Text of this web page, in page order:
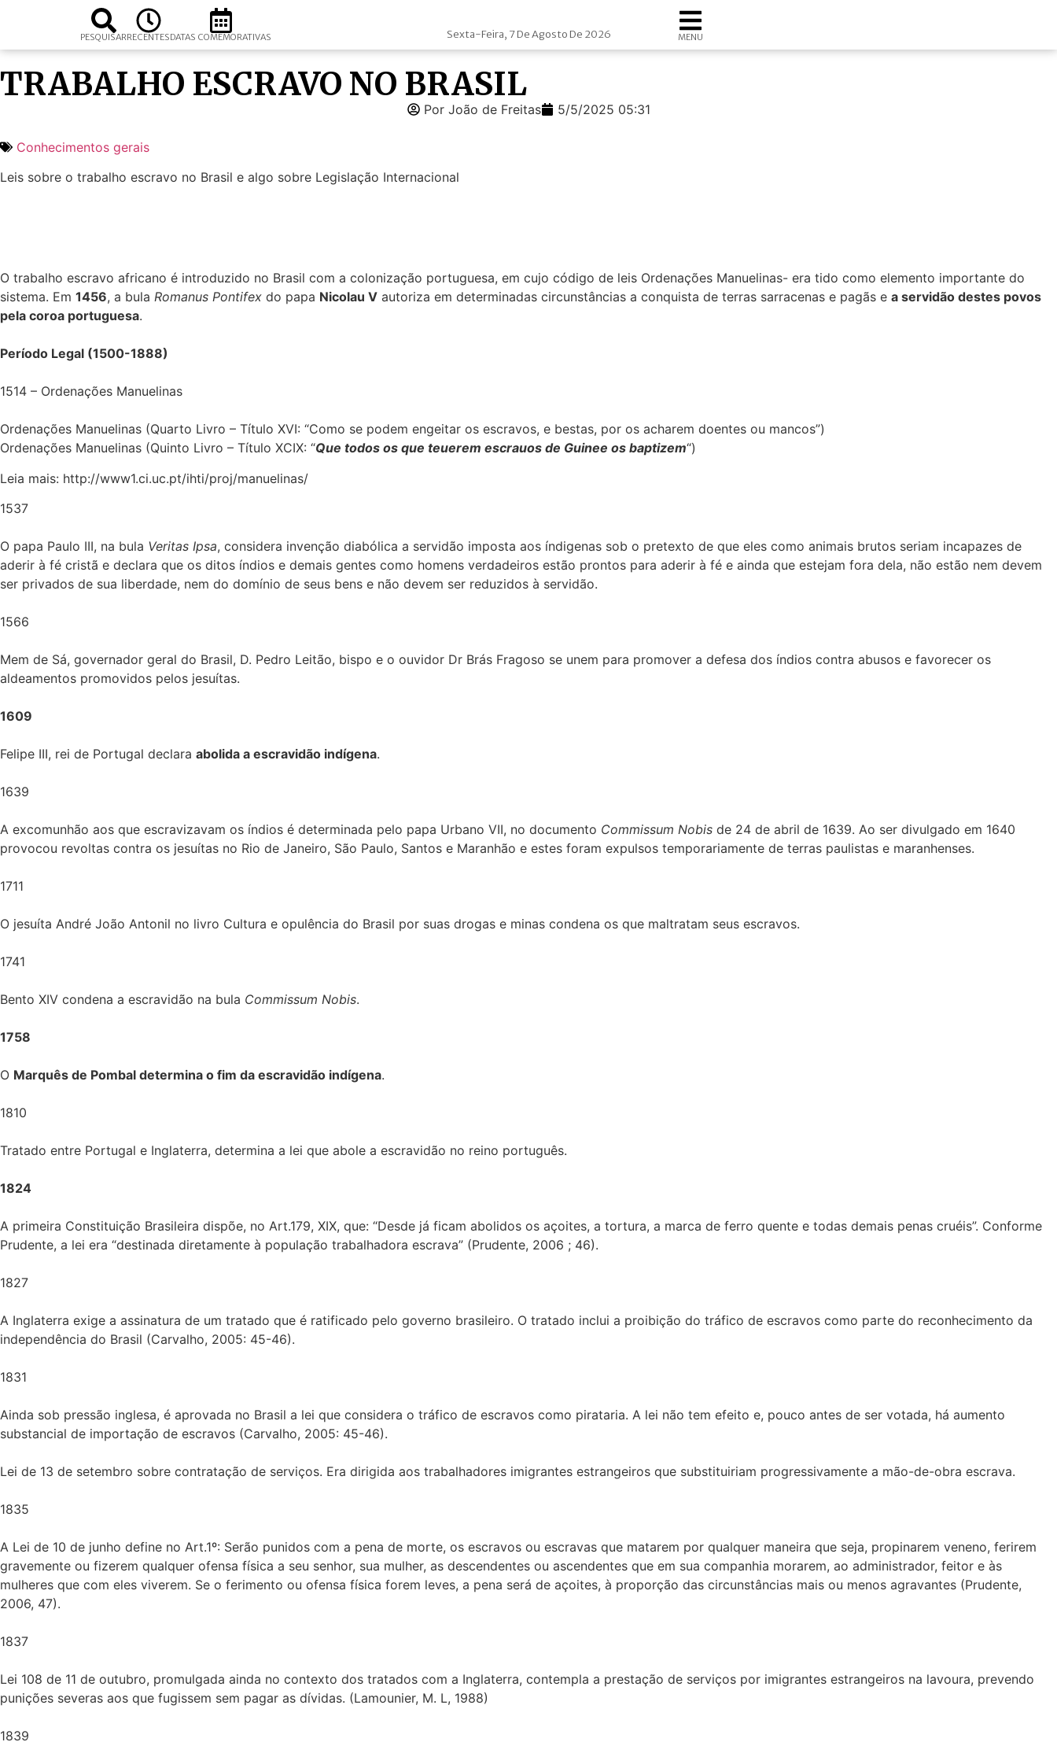
PESQUISARRECENTESDATAS COMEMORATIVAS Sexta-Feira, 7 De Agosto De 2026 MENU
TRABALHO ESCRAVO NO BRASIL
Por João de Freitas 5/5/2025 05:31
Conhecimentos gerais
Leis sobre o trabalho escravo no Brasil e algo sobre Legislação Internacional
O trabalho escravo africano é introduzido no Brasil com a colonização portuguesa, em cujo código de leis Ordenações Manuelinas- era tido como elemento importante do
sistema. Em 1456, a bula Romanus Pontifex do papa Nicolau V autoriza em determinadas circunstâncias a conquista de terras sarracenas e pagãs e a servidão destes povos
pela coroa portuguesa.
Período Legal (1500-1888)
1514 – Ordenações Manuelinas
Ordenações Manuelinas (Quarto Livro – Título XVI: “Como se podem engeitar os escravos, e bestas, por os acharem doentes ou mancos”)
Ordenações Manuelinas (Quinto Livro – Título XCIX: “Que todos os que teuerem escrauos de Guinee os baptizem“)
Leia mais: http://www1.ci.uc.pt/ihti/proj/manuelinas/
1537
O papa Paulo III, na bula Veritas Ipsa, considera invenção diabólica a servidão imposta aos índigenas sob o pretexto de que eles como animais brutos seriam incapazes de
aderir à fé cristã e declara que os ditos índios e demais gentes como homens verdadeiros estão prontos para aderir à fé e ainda que estejam fora dela, não estão nem devem
ser privados de sua liberdade, nem do domínio de seus bens e não devem ser reduzidos à servidão.
1566
Mem de Sá, governador geral do Brasil, D. Pedro Leitão, bispo e o ouvidor Dr Brás Fragoso se unem para promover a defesa dos índios contra abusos e favorecer os
aldeamentos promovidos pelos jesuítas.
1609
Felipe III, rei de Portugal declara abolida a escravidão indígena.
1639
A excomunhão aos que escravizavam os índios é determinada pelo papa Urbano VII, no documento Commissum Nobis de 24 de abril de 1639. Ao ser divulgado em 1640
provocou revoltas contra os jesuítas no Rio de Janeiro, São Paulo, Santos e Maranhão e estes foram expulsos temporariamente de terras paulistas e maranhenses.
1711
O jesuíta André João Antonil no livro Cultura e opulência do Brasil por suas drogas e minas condena os que maltratam seus escravos.
1741
Bento XIV condena a escravidão na bula Commissum Nobis.
1758
O Marquês de Pombal determina o fim da escravidão indígena.
1810
Tratado entre Portugal e Inglaterra, determina a lei que abole a escravidão no reino português.
1824
A primeira Constituição Brasileira dispõe, no Art.179, XIX, que: “Desde já ficam abolidos os açoites, a tortura, a marca de ferro quente e todas demais penas cruéis”. Conforme
Prudente, a lei era “destinada diretamente à população trabalhadora escrava” (Prudente, 2006 ; 46).
1827
A Inglaterra exige a assinatura de um tratado que é ratificado pelo governo brasileiro. O tratado inclui a proibição do tráfico de escravos como parte do reconhecimento da
independência do Brasil (Carvalho, 2005: 45-46).
1831
Ainda sob pressão inglesa, é aprovada no Brasil a lei que considera o tráfico de escravos como pirataria. A lei não tem efeito e, pouco antes de ser votada, há aumento
substancial de importação de escravos (Carvalho, 2005: 45-46).
Lei de 13 de setembro sobre contratação de serviços. Era dirigida aos trabalhadores imigrantes estrangeiros que substituiriam progressivamente a mão-de-obra escrava.
1835
A Lei de 10 de junho define no Art.1º: Serão punidos com a pena de morte, os escravos ou escravas que matarem por qualquer maneira que seja, propinarem veneno, ferirem
gravemente ou fizerem qualquer ofensa física a seu senhor, sua mulher, as descendentes ou ascendentes que em sua companhia morarem, ao administrador, feitor e às
mulheres que com eles viverem. Se o ferimento ou ofensa física forem leves, a pena será de açoites, à proporção das circunstâncias mais ou menos agravantes (Prudente,
2006, 47).
1837
Lei 108 de 11 de outubro, promulgada ainda no contexto dos tratados com a Inglaterra, contempla a prestação de serviços por imigrantes estrangeiros na lavoura, prevendo
punições severas aos que fugissem sem pagar as dívidas. (Lamounier, M. L, 1988)
1839